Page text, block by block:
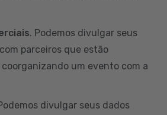
. Podemos divulgar seus
parceiros que estão
um evento com a
divulgar seus dados